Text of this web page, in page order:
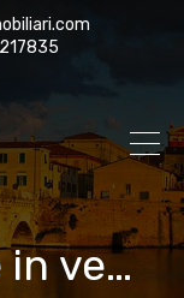
Aziende agricole in vendita Emilia Romagna